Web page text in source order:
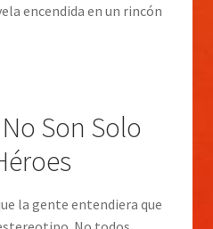
encendida en un rincón
Son Solo
la gente entendiera que